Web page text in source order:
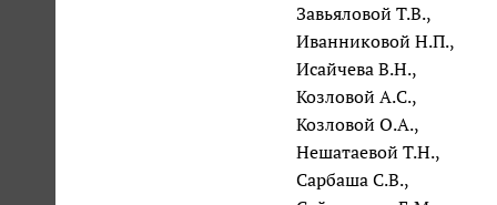
Завьяловой Т.В.,
Иванниковой Н.П.,
Исайчева В.Н.,
Козловой А.С.,
Козловой О.А.,
Нешатаевой Т.Н.,
Сарбаша С.В.,